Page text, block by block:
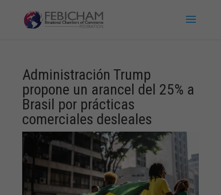
Administración Trump
propone un arancel del 25% a
Brasil por prácticas
comerciales desleales